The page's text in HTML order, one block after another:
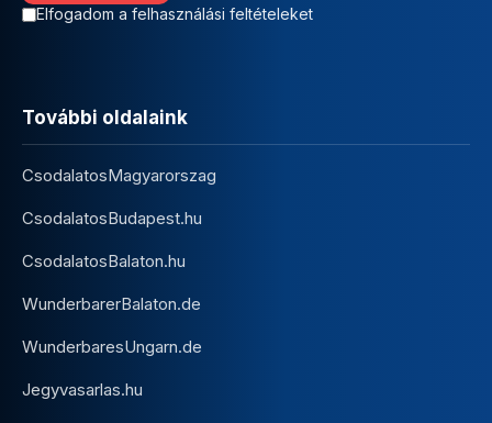
Elfogadom a felhasználási feltételeket
További oldalaink
CsodalatosMagyarorszag
CsodalatosBudapest.hu
CsodalatosBalaton.hu
WunderbarerBalaton.de
WunderbaresUngarn.de
Jegyvasarlas.hu